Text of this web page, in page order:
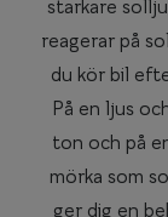
starkare
reagerar på
du kör bil
På en ljus
ton och på
mörka som
ger dig en